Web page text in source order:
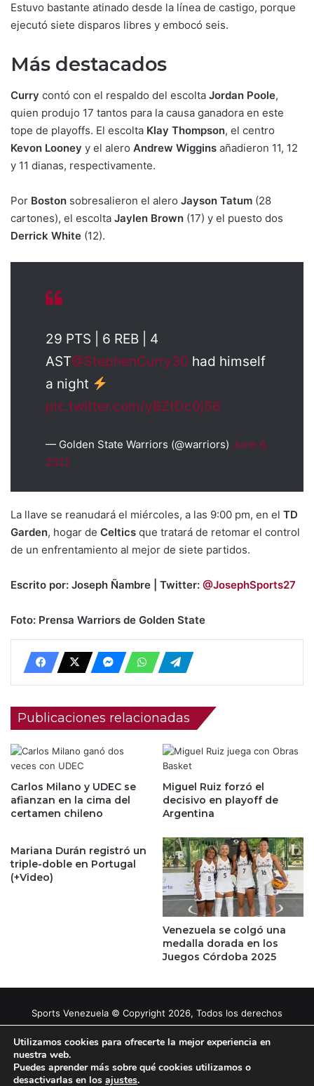
Estuvo bastante atinado desde la línea de castigo, porque
ejecutó siete disparos libres y embocó seis.
Más destacados
Curry contó con el respaldo del escolta Jordan Poole,
quien produjo 17 tantos para la causa ganadora en este
tope de playoffs. El escolta Klay Thompson, el centro
Kevon Looney y el alero Andrew Wiggins añadieron 11, 12
y 11 dianas, respectivamente.
Por Boston sobresalieron el alero Jayson Tatum (28
cartones), el escolta Jaylen Brown (17) y el puesto dos
Derrick White (12).
29 PTS | 6 REB | 4
AST@StephenCurry30 had himself
a night
pic.twitter.com/yBZtDc0j56
— Golden State Warriors (@warriors) June 6,
2022
La llave se reanudará el miércoles, a las 9:00 pm, en el TD
Garden, hogar de Celtics que tratará de retomar el control
de un enfrentamiento al mejor de siete partidos.
Escrito por: Joseph Ñambre | Twitter: @JosephSports27
Foto: Prensa Warriors de Golden State
Publicaciones relacionadas
Carlos Milano y UDEC se
afianzan en la cima del
certamen chileno
Miguel Ruiz forzó el
decisivo en playoff de
Argentina
Mariana Durán registró un
triple-doble en Portugal
(+Video)
Venezuela se colgó una
medalla dorada en los
Juegos Córdoba 2025
Sports Venezuela © Copyright 2026, Todos los derechos
reservados |
Tema gestionado por Caissa Agency
Facebook
X YouTubeInstagram
Utilizamos cookies para ofrecerte la mejor experiencia en
nuestra web.
Puedes aprender más sobre qué cookies utilizamos o
desactivarlas en los ajustes.